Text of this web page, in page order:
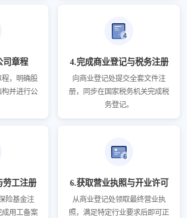
司章程
，明确股
并进行公
4.完成商业登记与税务注册
向商业登记处提交全套文件注
册，同步在国家税务机关完成税
务登记。
劳工注册
险基金注
用工备案
6.获取营业执照与开业许可
从商业登记处领取最终营业执
照，满足特定行业要求后即可正